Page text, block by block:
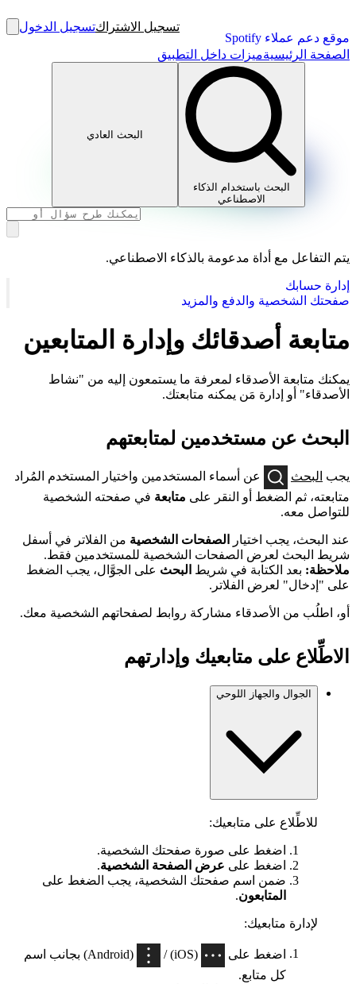
موقع دعم عملاء Spotify
تسجيل الاشتراكتسجيل الدخول
الصفحة الرئيسيةميزات داخل التطبيق
البحث باستخدام الذكاء
الاصطناعي
البحث العادي
يتم التفاعل مع أداة مدعومة بالذكاء الاصطناعي.
إدارة حسابك
صفحتك الشخصية والدفع والمزيد
متابعة أصدقائك وإدارة المتابعين
يمكنك متابعة الأصدقاء لمعرفة ما يستمعون إليه من "نشاط
الأصدقاء" أو إدارة مَن يمكنه متابعتك.
البحث عن مستخدمين لمتابعتهم
يجب البحث
عن أسماء المستخدمين واختيار المستخدم المُراد
متابعته، ثم الضغط أو النقر على متابعة في صفحته الشخصية
للتواصل معه.
عند البحث، يجب اختيار الصفحات الشخصية من الفلاتر في أسفل
شريط البحث لعرض الصفحات الشخصية للمستخدمين فقط.
ملاحظة: بعد الكتابة في شريط البحث على الجوَّال، يجب الضغط
على "إدخال" لعرض الفلاتر.
أو، اطلُب من الأصدقاء مشاركة روابط لصفحاتهم الشخصية معك.
الاطِّلاع على متابعيك وإدارتهم
الجوال والجهاز اللوحي
للاطِّلاع على متابعيك:
اضغط على صورة صفحتك الشخصية.
اضغط على عرض الصفحة الشخصية.
ضمن اسم صفحتك الشخصية، يجب الضغط على
المتابعون.
لإدارة متابعيك:
اضغط على (iOS) /
(Android) بجانب اسم
كل متابع.